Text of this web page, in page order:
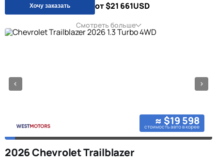
Хочу заказать от $21 661USD
Смотреть больше
≈ $19 598
стоимость авто в корее
2026 Chevrolet Trailblazer